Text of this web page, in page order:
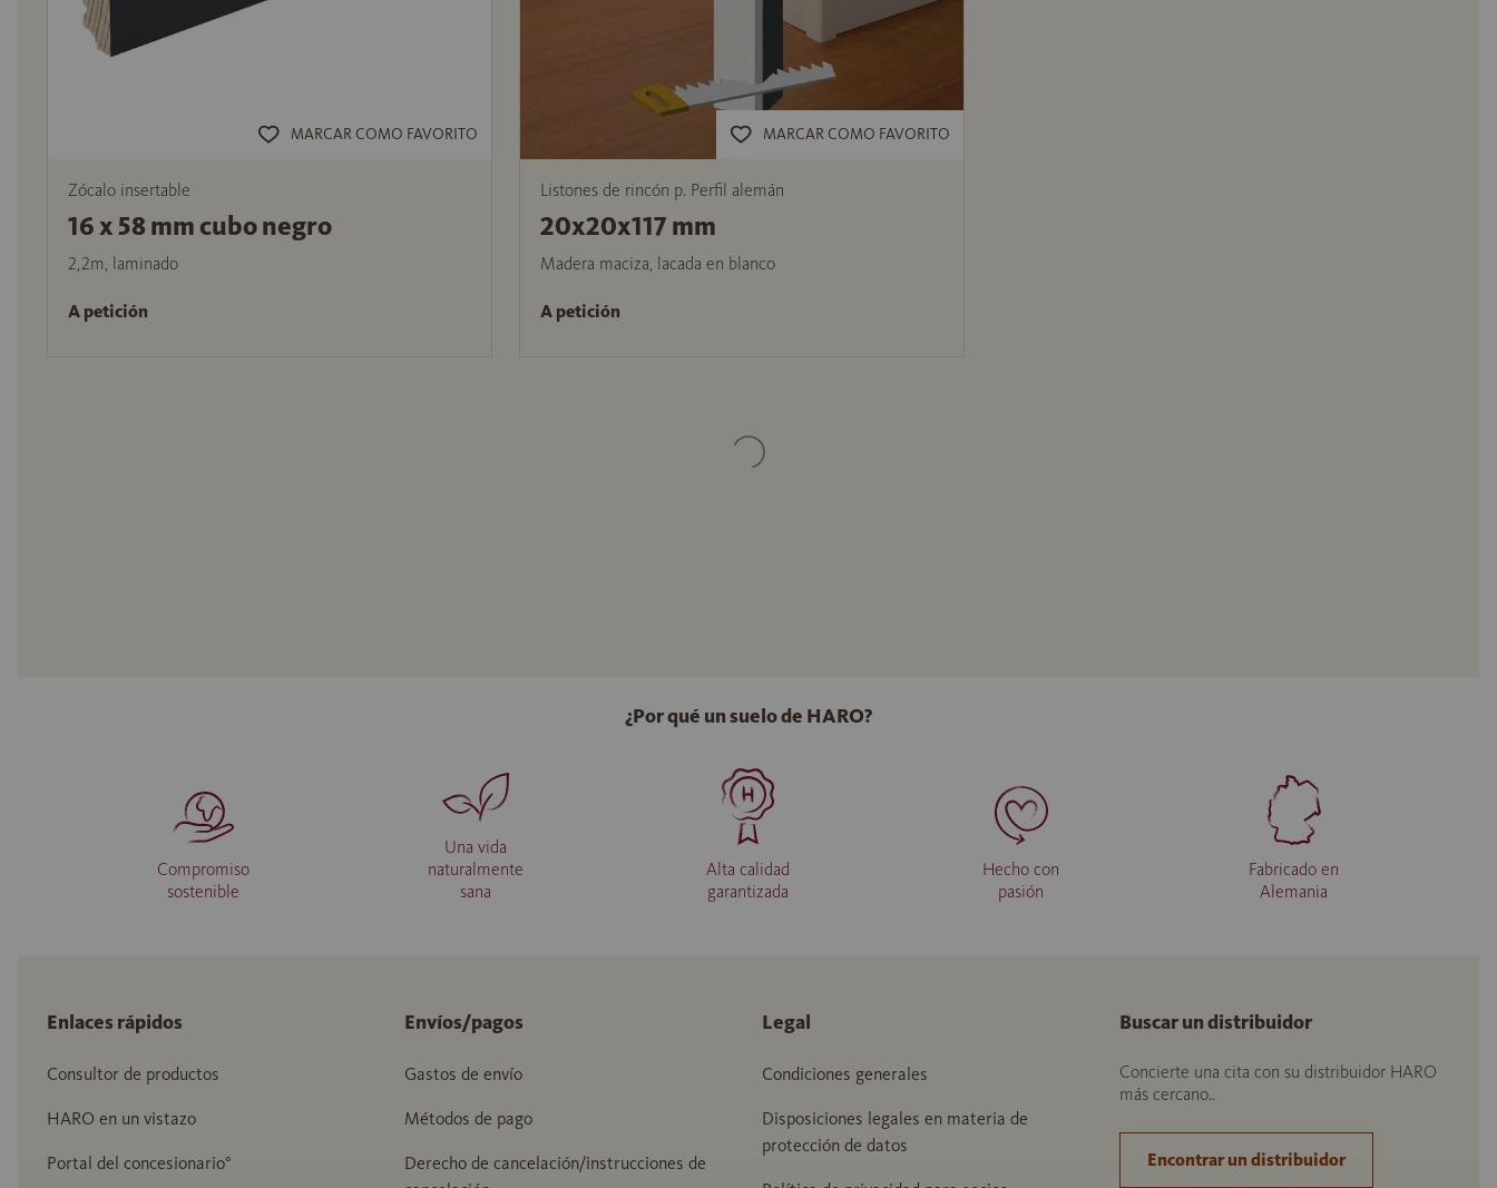
MARCAR COMO FAVORITO
Zócalo insertable
16 x 58 mm cubo negro
2,2m, laminado
A petición
MARCAR COMO FAVORITO
Listones de rincón p. Perfil alemán
20x20x117 mm
Madera maciza, lacada en blanco
A petición
¿Por qué un suelo de HARO?
Compromiso
sostenible
Una vida
naturalmente
sana
Alta calidad
garantizada
Hecho con
pasión
Fabricado en
Alemania
Enlaces rápidos
Consultor de productos
HARO en un vistazo
Portal del concesionario°
Envíos/pagos
Gastos de envío
Métodos de pago
Derecho de cancelación/instrucciones de
Legal
Condiciones generales
Disposiciones legales en materia de
protección de datos
Buscar un distribuidor
Concierte una cita con su distribuidor HARO
más cercano..
Encontrar un distribuidor